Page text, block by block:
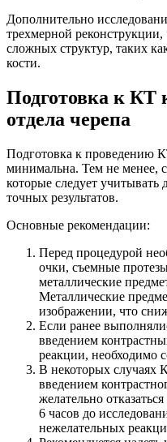
Дополнительно
трехмерной
сложных структур, таких
кости.
Подготовка к КТ
отдела черепа
Подготовка к проведению
минимальна. Тем не менее,
которые следует
точных результатов.
Основные рекомендации:
Перед процедурой
очки, съемные
металлические
Металлические
изображении, что
Если ранее
введением
реакции, необходимо
В некоторых случаях
введением
желательно
6 часов до
нежелательных